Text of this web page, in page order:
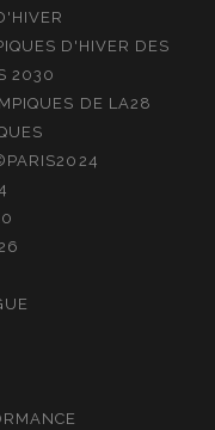
D'HIVER DES
2030
DE LA28